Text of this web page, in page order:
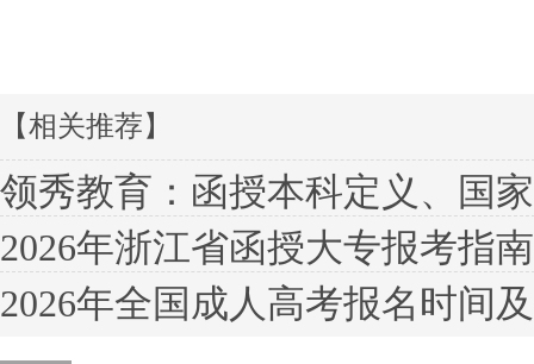
【相关推荐】
领秀教育：函授本科定义、国家认
2026年浙江省函授大专报考指
2026年全国成人高考报名时间